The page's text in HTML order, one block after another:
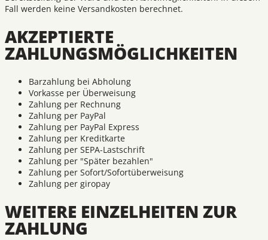
Fall werden keine Versandkosten berechnet.
AKZEPTIERTE
ZAHLUNGSMÖGLICHKEITEN
Barzahlung bei Abholung
Vorkasse per Überweisung
Zahlung per Rechnung
Zahlung per PayPal
Zahlung per PayPal Express
Zahlung per Kreditkarte
Zahlung per SEPA-Lastschrift
Zahlung per "Später bezahlen"
Zahlung per Sofort/Sofortüberweisung
Zahlung per giropay
WEITERE EINZELHEITEN ZUR
ZAHLUNG